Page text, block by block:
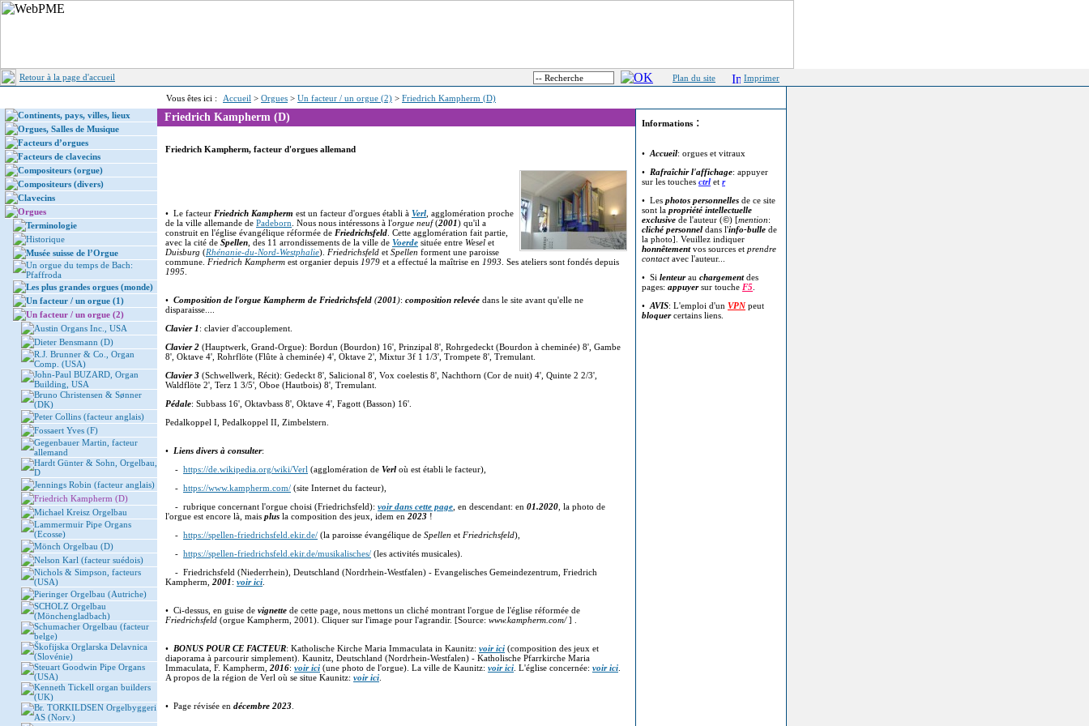
Retour à la page d'accueil Plan du site Imprimer
Vous êtes ici : Accueil > Orgues > Un facteur / un orgue (2) > Friedrich Kampherm (D)
Continents, pays, villes, lieux
Orgues, Salles de Musique
Facteurs d’orgues
Facteurs de clavecins
Compositeurs (orgue)
Compositeurs (divers)
Clavecins
Orgues
Terminologie
Historique
Musée suisse de l’Orgue
Un orgue du temps de Bach:
Pfaffroda
Les plus grandes orgues (monde)
Un facteur / un orgue (1)
Un facteur / un orgue (2)
Austin Organs Inc., USA
Dieter Bensmann (D)
R.J. Brunner & Co., Organ
Comp. (USA)
John-Paul BUZARD, Organ
Building, USA
Bruno Christensen & Sønner
(DK)
Peter Collins (facteur anglais)
Fossaert Yves (F)
Gegenbauer Martin, facteur
allemand
Hardt Günter & Sohn, Orgelbau,
D
Jennings Robin (facteur anglais)
Friedrich Kampherm (D)
Michael Kreisz Orgelbau
Lammermuir Pipe Organs
(Ecosse)
Mönch Orgelbau (D)
Nelson Karl (facteur suédois)
Nichols & Simpson, facteurs
(USA)
Pieringer Orgelbau (Autriche)
SCHOLZ Orgelbau
(Mönchengladbach)
Schumacher Orgelbau (facteur
belge)
Škofijska Orglarska Delavnica
(Slovénie)
Steuart Goodwin Pipe Organs
(USA)
Kenneth Tickell organ builders
(UK)
Br. TORKILDSEN Orgelbyggeri
AS (Norv.)
Friedrich Kampherm (D)
Friedrich Kampherm, facteur d'orgues allemand
• Le facteur Friedrich Kampherm est un facteur d'orgues établi à Verl , agglomération proche
de la ville allemande de Padeborn . Nous nous intéressons à l'orgue neuf(2001) qu'il a
construit en l'église évangélique réformée de Friedrichsfeld . Cette agglomération fait partie,
avec la cité de Spellen , des 11 arrondissements de la ville de Voerde située entre Wesel et
Duisburg (Rhénanie-du-Nord-Westphalie). Friedrichsfeld et Spellen forment une paroisse
commune. Friedrich Kampherm est organier depuis 1979 et a effectué la maîtrise en 1993 . Ses ateliers sont fondés depuis
1995
• Composition de l'orgue Kampherm de Friedrichsfeld (2001): composition relevée dans le site avant qu'elle ne
disparaisse....
Clavier 1: clavier d'accouplement.
Clavier 2 (Hauptwerk, Grand-Orgue): Bordun (Bourdon) 16', Prinzipal 8', Rohrgedeckt (Bourdon à cheminée) 8', Gambe
8', Oktave 4', Rohrflöte (Flûte à cheminée) 4', Oktave 2', Mixtur 3f 1 1/3', Trompete 8', Tremulant.
Clavier 3 (Schwellwerk, Récit): Gedeckt 8', Salicional 8', Vox coelestis 8', Nachthorn (Cor de nuit) 4', Quinte 2 2/3',
Waldflöte 2', Terz 1 3/5', Oboe (Hautbois) 8', Tremulant.
Pédale: Subbass 16', Oktavbass 8', Oktave 4', Fagott (Basson) 16'.
Pedalkoppel I, Pedalkoppel II, Zimbelstern.
• Liens divers à consulter:
- https://de.wikipedia.org/wiki/Verl (agglomération de Verl où est établi le facteur),
- https://www.kampherm.com/ (site Internet du facteur),
- rubrique concernant l'orgue choisi (Friedrichsfeld): voir dans cette page , en descendant: en 01.2020 , la photo de
l'orgue est encore là, mais plus la composition des jeux, idem en 2023 !
- https://spellen-friedrichsfeld.ekir.de/ (la paroisse évangélique de Spellen et Friedrichsfeld),
- https://spellen-friedrichsfeld.ekir.de/musikalisches/ (les activités musicales).
- Friedrichsfeld (Niederrhein), Deutschland (Nordrhein-Westfalen) - Evangelisches Gemeindezentrum, Friedrich
Kampherm, 2001: voir ici
• Ci-dessus, en guise de vignette de cette page, nous mettons un cliché montrant l'orgue de l'église réformée de
Friedrichsfeld (orgue Kampherm, 2001). Cliquer sur l'image pour l'agrandir. [Source: www.kampherm.com/] .
• BONUS POUR CE FACTEUR: Katholische Kirche Maria Immaculata in Kaunitz: voir ici (composition des jeux et
diaporama à parcourir simplement). Kaunitz, Deutschland (Nordrhein-Westfalen) - Katholische Pfarrkirche Maria
Immaculata, F. Kampherm, 2016: voir ici (une photo de l'orgue). La ville de Kaunitz: voir ici . L'église concernée: voir ici
A propos de la région de Verl où se situe Kaunitz: voir ici
• Page révisée en décembre 2023
Informations :
• Accueil: orgues et vitraux
• Rafraîchir l'affichage: appuyer
sur les touches ctrl et r
• Les photos personnelles de ce site
sont la propriété intellectuelle
exclusive de l'auteur (©) [mention:
cliché personnel dans l'info-bulle de
la photo]. Veuillez indiquer
honnêtementvos sources et prendre
contactavec l'auteur...
• Si lenteurau chargementdes
pages: appuyersur touche F5
• AVIS: L'emploi d'un VPNpeut
bloquercertains liens.